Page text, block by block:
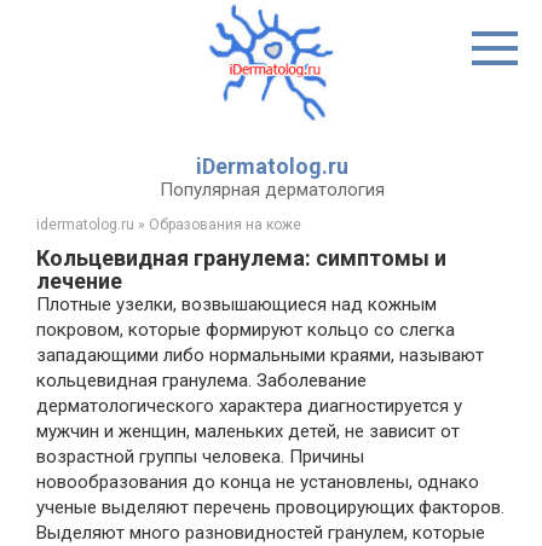
iDermatolog.ru
Популярная дерматология
idermatolog.ru » Образования на коже
Кольцевидная гранулема: симптомы и
лечение
Плотные узелки, возвышающиеся над кожным
покровом, которые формируют кольцо со слегка
западающими либо нормальными краями, называют
кольцевидная гранулема. Заболевание
дерматологического характера диагностируется у
мужчин и женщин, маленьких детей, не зависит от
возрастной группы человека. Причины
новообразования до конца не установлены, однако
ученые выделяют перечень провоцирующих факторов.
Выделяют много разновидностей гранулем, которые